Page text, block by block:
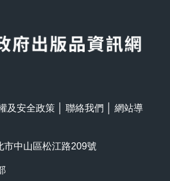
及安全政策 聯絡我們
網站導
市中山區松江路209號